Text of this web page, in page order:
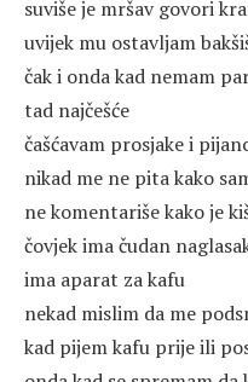
suviše je mršav govori
uvijek mu ostavljam
čak i onda kad nemam
tad najčešće
čašćavam prosjake i
nikad me ne pita kako
ne komentariše kako je
čovjek ima čudan
ima aparat za kafu
nekad mislim da me
kad pijem kafu prije ili